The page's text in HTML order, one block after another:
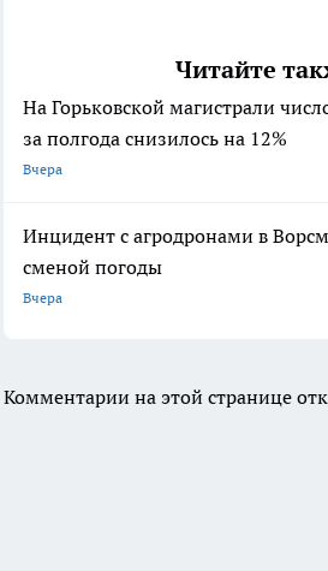
Читайте
На Горьковской магистрали
за полгода снизилось на 12%
Вчера
Инцидент с агродронами в
сменой погоды
Вчера
Комментарии на этой странице